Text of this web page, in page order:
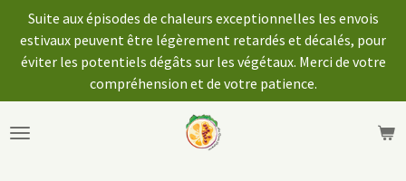
Passer
au
contenu
Suite aux épisodes de chaleurs exceptionnelles les envois
estivaux peuvent être légèrement retardés et décalés, pour
éviter les potentiels dégâts sur les végétaux. Merci de votre
compréhension et de votre patience.